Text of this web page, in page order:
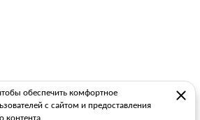
обеспечить комфортное
с сайтом и предоставления